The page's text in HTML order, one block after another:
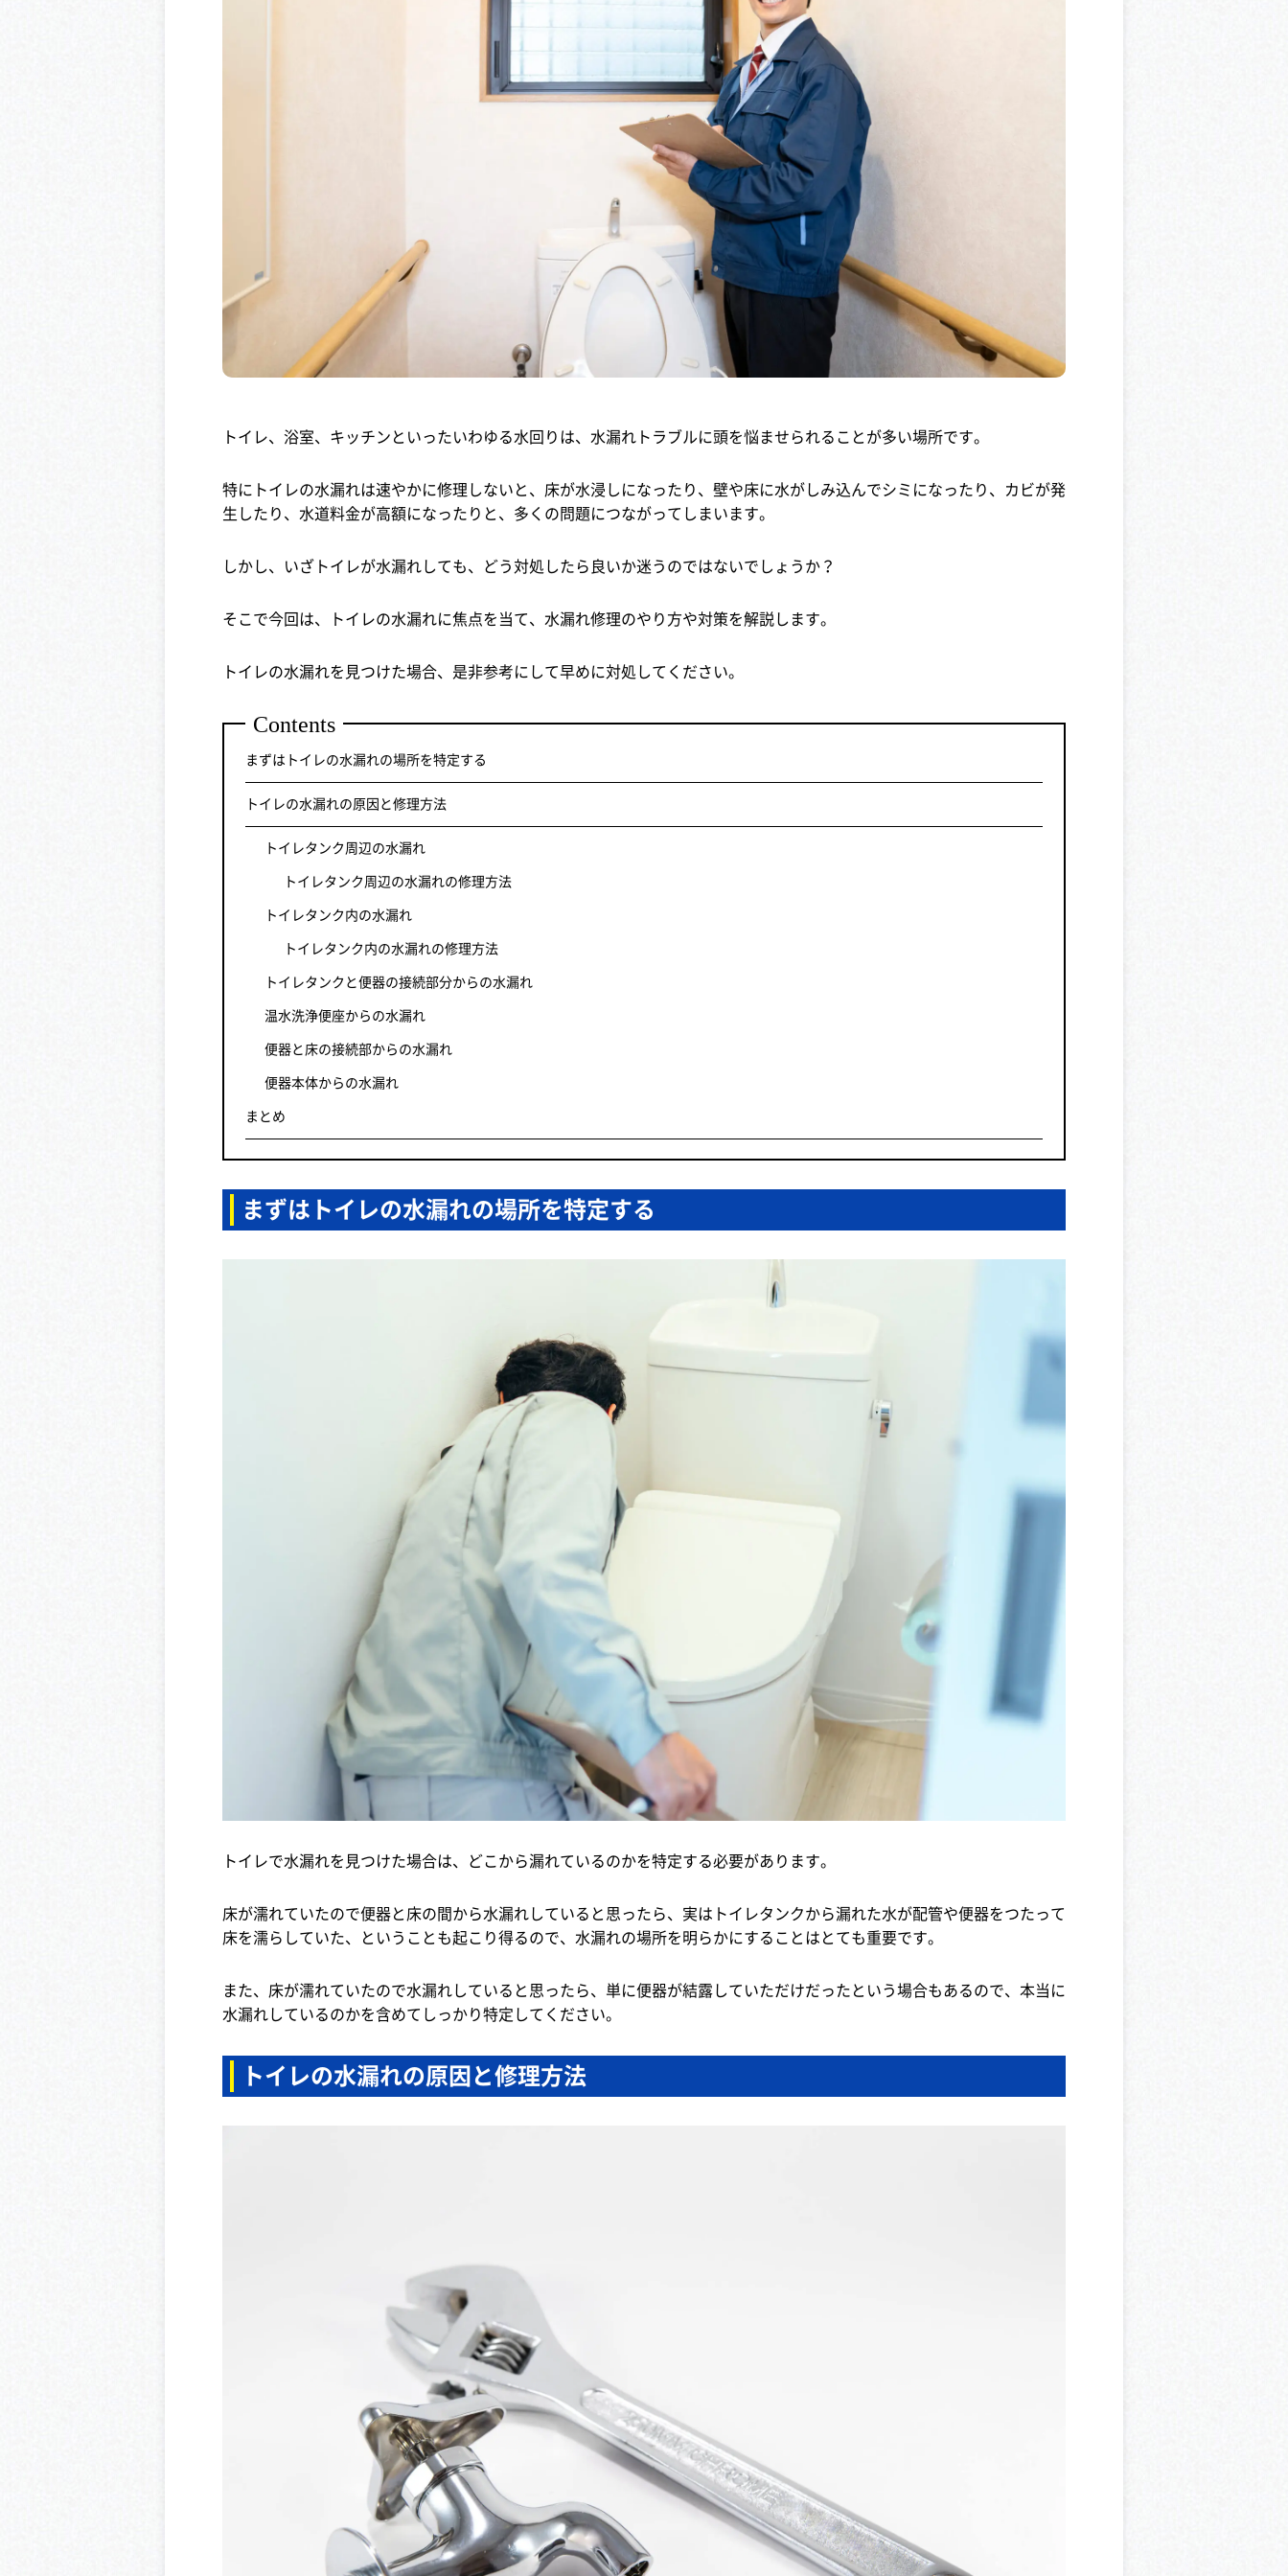
トイレ、浴室、キッチンといったいわゆる水回りは、水漏れトラブルに頭を悩ませられることが多い場所です。
特にトイレの水漏れは速やかに修理しないと、床が水浸しになったり、壁や床に水がしみ込んでシミになったり、カビが発
生したり、水道料金が高額になったりと、多くの問題につながってしまいます。
しかし、いざトイレが水漏れしても、どう対処したら良いか迷うのではないでしょうか？
そこで今回は、トイレの水漏れに焦点を当て、水漏れ修理のやり方や対策を解説します。
トイレの水漏れを見つけた場合、是非参考にして早めに対処してください。
Contents
まずはトイレの水漏れの場所を特定する
トイレの水漏れの原因と修理方法
トイレタンク周辺の水漏れ
トイレタンク周辺の水漏れの修理方法
トイレタンク内の水漏れ
トイレタンク内の水漏れの修理方法
トイレタンクと便器の接続部分からの水漏れ
温水洗浄便座からの水漏れ
便器と床の接続部からの水漏れ
便器本体からの水漏れ
まとめ
まずはトイレの水漏れの場所を特定する
トイレで水漏れを見つけた場合は、どこから漏れているのかを特定する必要があります。
床が濡れていたので便器と床の間から水漏れしていると思ったら、実はトイレタンクから漏れた水が配管や便器をつたって
床を濡らしていた、ということも起こり得るので、水漏れの場所を明らかにすることはとても重要です。
また、床が濡れていたので水漏れしていると思ったら、単に便器が結露していただけだったという場合もあるので、本当に
水漏れしているのかを含めてしっかり特定してください。
トイレの水漏れの原因と修理方法